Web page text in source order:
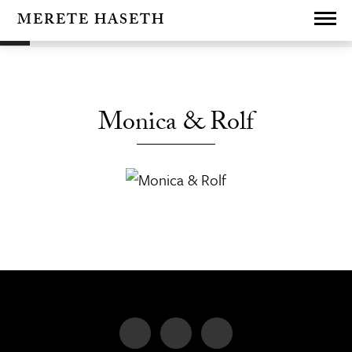
Les vår personvernerklæring
MERETE HASETH
Monica & Rolf